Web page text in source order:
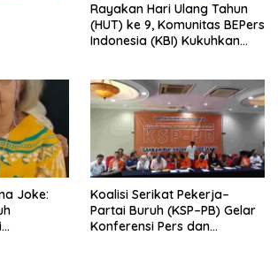
Rayakan Hari Ulang Tahun
(HUT) ke 9, Komunitas BEPers
Indonesia (KBI) Kukuhkan
Tema: “Penguatan dan
Pengembangan Organisasi
KBI yang Berbasis Riset di
seluruh Indonesia dan
Mancanegara”.
Joke:
Koalisi Serikat Pekerja–
Partai Buruh (KSP–PB) Gelar
Konferensi Pers dan